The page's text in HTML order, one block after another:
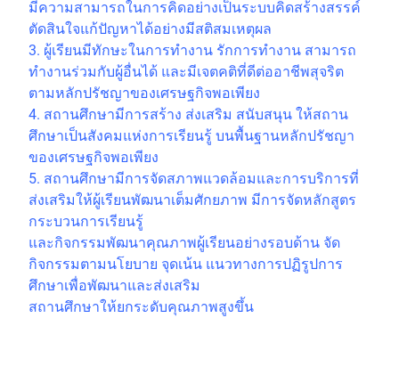
มีความสามารถในการคิดอย่างเป็นระบบคิดสร้างสรรค์
ตัดสินใจแก้ปัญหาได้อย่างมีสติสมเหตุผล
3. ผู้เรียนมีทักษะในการทำงาน รักการทำงาน สามารถ
ทำงานร่วมกับผู้อื่นได้ และมีเจตคติที่ดีต่ออาชีพสุจริต
ตามหลักปรัชญาของเศรษฐกิจพอเพียง
4. สถานศึกษามีการสร้าง ส่งเสริม สนับสนุน ให้สถาน
ศึกษาเป็นสังคมแห่งการเรียนรู้ บนพื้นฐานหลักปรัชญา
ของเศรษฐกิจพอเพียง
5. สถานศึกษามีการจัดสภาพแวดล้อมและการบริการที่
ส่งเสริมให้ผู้เรียนพัฒนาเต็มศักยภาพ มีการจัดหลักสูตร
กระบวนการเรียนรู้
และกิจกรรมพัฒนาคุณภาพผู้เรียนอย่างรอบด้าน จัด
กิจกรรมตามนโยบาย จุดเน้น แนวทางการปฏิรูปการ
ศึกษาเพื่อพัฒนาและส่งเสริม
สถานศึกษาให้ยกระดับคุณภาพสูงขึ้น